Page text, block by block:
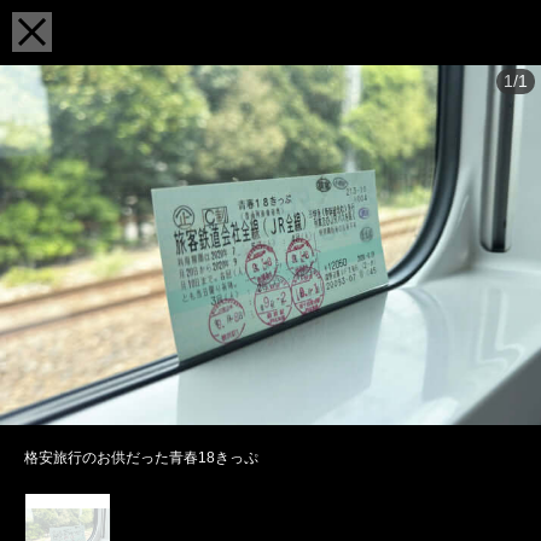
1/1
格安旅行のお供だった青春18きっぷ